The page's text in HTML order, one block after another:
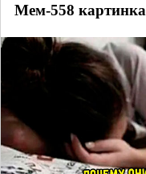
Мем-558 картинка